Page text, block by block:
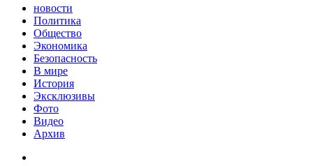
новости
Политика
Общество
Экономика
Безопасность
В мире
История
Эксклюзивы
Фото
Видео
Архив